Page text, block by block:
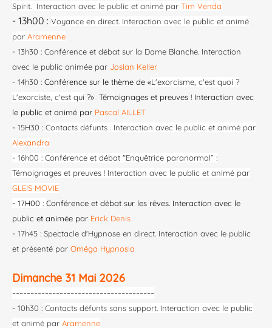
Spirit. Interaction avec le public et animé par Tim Venda
- 13h00 : Voyance en direct. Interaction avec le public et animé
par Aramenne
- 13h30 : Conférence et débat sur la Dame Blanche. Interaction
avec le public animée par Joslan Keller
- 14h30 : Conférence sur le thème de «L'exorcisme, c'est quoi ?
L'exorciste, c'est qui ?» Témoignages et preuves ! Interaction avec
le public et animé par Pascal AILLET
- 15H30 : Contacts défunts . Interaction avec le public et animé par
Alexandra
- 16h00 : Conférence et débat "Enquêtrice paranormal” :
Témoignages et preuves ! Interaction avec le public et animé par
GLEIS MOVIE
- 17H00 : Conférence et débat sur les rêves. Interaction avec le
public et animée par Erick Denis
- 17h45 : Spectacle d'Hypnose en direct. Interaction avec le public
et présenté par Oméga Hypnosia
Dimanche 31 Mai 2026
---------------------------------------
- 10h30 : Contacts défunts sans support. Interaction avec le public
et animé par Aramenne